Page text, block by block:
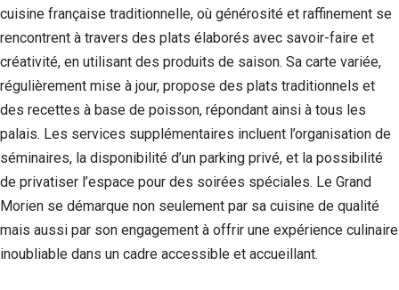
cuisine française traditionnelle, où générosité et raffinement se
rencontrent à travers des plats élaborés avec savoir-faire et
créativité, en utilisant des produits de saison. Sa carte variée,
régulièrement mise à jour, propose des plats traditionnels et
des recettes à base de poisson, répondant ainsi à tous les
palais. Les services supplémentaires incluent l’organisation de
séminaires, la disponibilité d’un parking privé, et la possibilité
de privatiser l’espace pour des soirées spéciales. Le Grand
Morien se démarque non seulement par sa cuisine de qualité
mais aussi par son engagement à offrir une expérience culinaire
inoubliable dans un cadre accessible et accueillant.